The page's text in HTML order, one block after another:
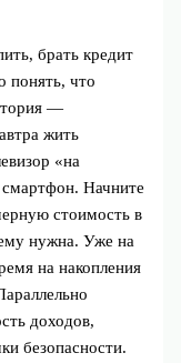
брать кредит
понять, что
—
жить
«на
Начните
стоимость в
нужна. Уже на
на накопления
доходов,
безопасности.